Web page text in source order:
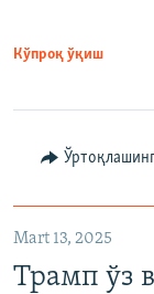
Кўпроқ ўқиш
Mart 13, 2025
Трамп ўз